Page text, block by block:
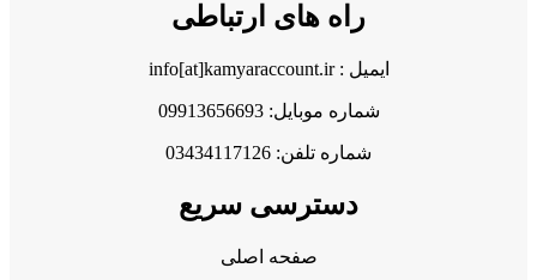
راه های ارتباطی
ایمیل : info[at]kamyaraccount.ir
شماره موبایل: 09913656693
شماره تلفن: 03434117126
دسترسی سریع
صفحه اصلی